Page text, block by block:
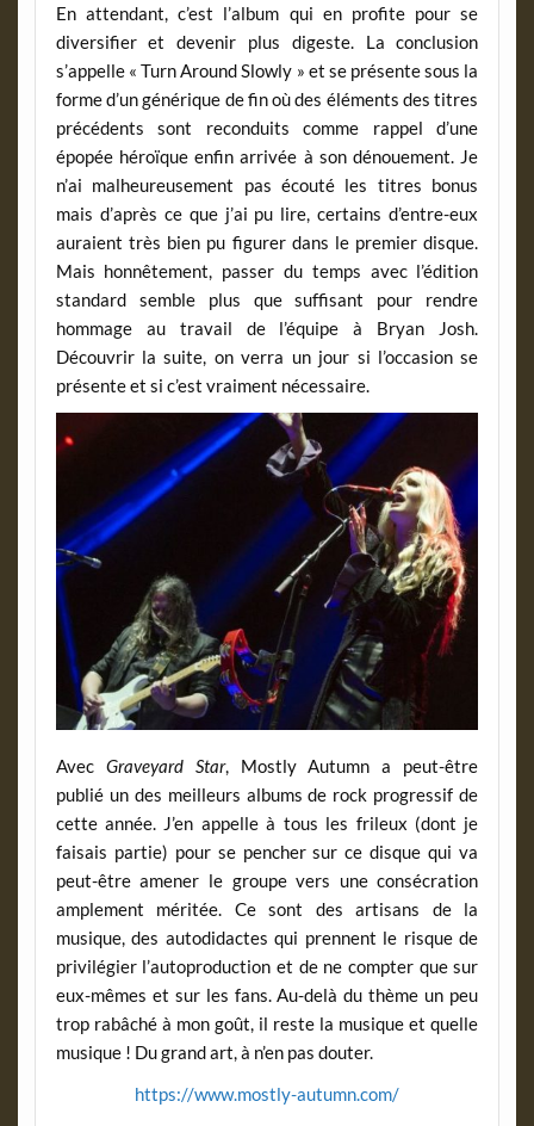
En attendant, c’est l’album qui en profite pour se
diversifier et devenir plus digeste. La conclusion
s’appelle « Turn Around Slowly » et se présente sous la
forme d’un générique de fin où des éléments des titres
précédents sont reconduits comme rappel d’une
épopée héroïque enfin arrivée à son dénouement. Je
n’ai malheureusement pas écouté les titres bonus
mais d’après ce que j’ai pu lire, certains d’entre-eux
auraient très bien pu figurer dans le premier disque.
Mais honnêtement, passer du temps avec l’édition
standard semble plus que suffisant pour rendre
hommage au travail de l’équipe à Bryan Josh.
Découvrir la suite, on verra un jour si l’occasion se
présente et si c’est vraiment nécessaire.
Avec Graveyard Star, Mostly Autumn a peut-être
publié un des meilleurs albums de rock progressif de
cette année. J’en appelle à tous les frileux (dont je
faisais partie) pour se pencher sur ce disque qui va
peut-être amener le groupe vers une consécration
amplement méritée. Ce sont des artisans de la
musique, des autodidactes qui prennent le risque de
privilégier l’autoproduction et de ne compter que sur
eux-mêmes et sur les fans. Au-delà du thème un peu
trop rabâché à mon goût, il reste la musique et quelle
musique ! Du grand art, à n’en pas douter.
https://www.mostly-autumn.com/